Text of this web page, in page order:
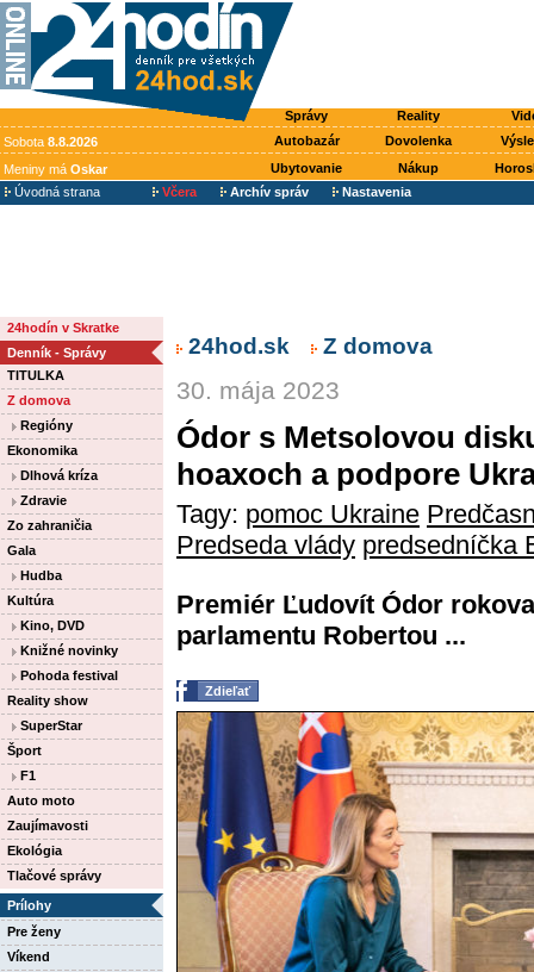
Správy Reality
Sobota 8.8.2026 Autobazár Dovolenka
Meniny má Oskar Ubytovanie Nákup
Úvodná strana
Včera Archív správ Nastavenia
24hodín v Skratke
Denník - Správy
TITULKA
Z domova
Regióny
Ekonomika
Dlhová kríza
Zdravie
Zo zahraničia
Gala
Hudba
Kultúra
Kino, DVD
Knižné novinky
Pohoda festival
Reality show
SuperStar
Šport
F1
Auto moto
Zaujímavosti
Ekológia
Tlačové správy
Prílohy
Pre ženy
Víkend
24hod.sk Z domova
30. mája 2023
Ódor s Metsolovou
hoaxoch a podpore
Tagy: pomoc Ukraine
Predseda vlády predsedníčka
Premiér Ľudovít Ódor
parlamentu Robertou ...
Zdieľať